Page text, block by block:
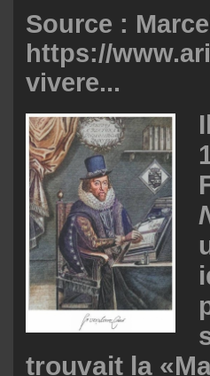
Source :
https://
vivere...
trouvait la